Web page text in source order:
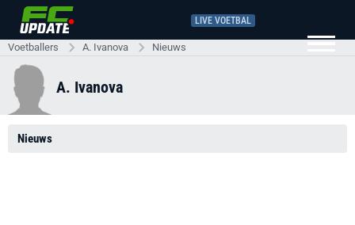
LIVE VOETBAL
Voetballers A. Ivanova Nieuws
A. Ivanova
Nieuws